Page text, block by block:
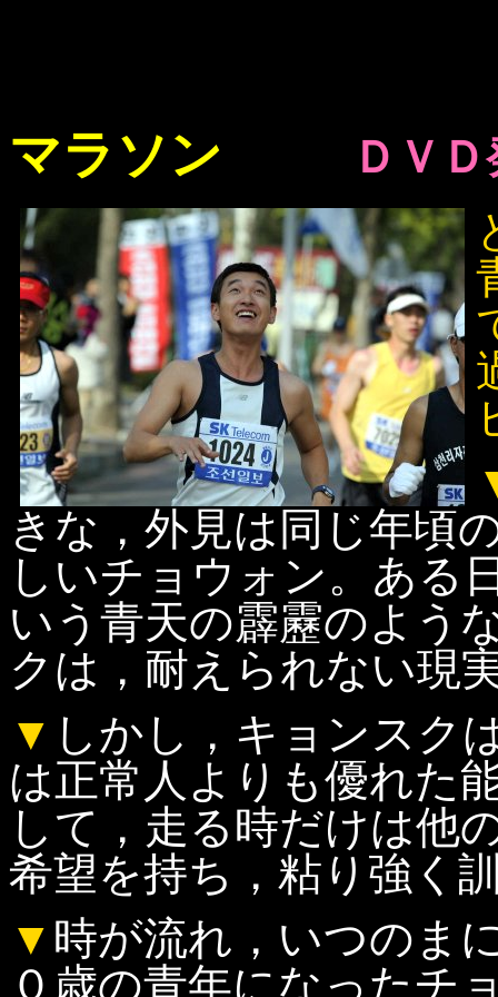
マラソン
ＤＶ
きな，外見は同じ年頃
しいチョウォン。ある
いう青天の霹靂のよう
クは，耐えられない現
▼ しかし，キョンスク
は正常人よりも優れた
して，走る時だけは他
希望を持ち，粘り強く
▼ 時が流れ，いつのま
０歳の青年になったチ